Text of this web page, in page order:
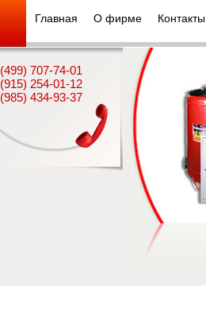
Главная О фирме Контакты
(499) 707-74-01
(915) 254-01-12
(985) 434-93-37